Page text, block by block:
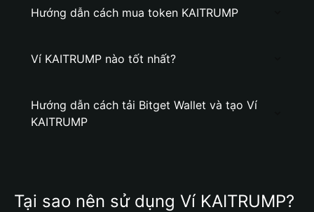
Hướng dẫn cách mua token KAITRUMP
Ví KAITRUMP nào tốt nhất?
Hướng dẫn cách tải Bitget Wallet và tạo Ví
KAITRUMP
Tại sao nên sử dụng Ví KAITRUMP?